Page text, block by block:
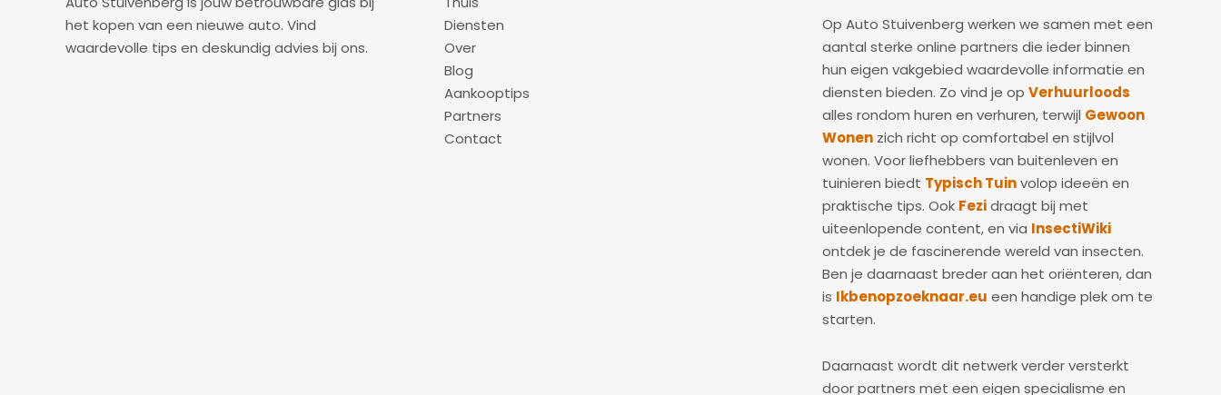
het kopen van een nieuwe auto. Vind
waardevolle tips en deskundig advies bij ons.
Diensten
Over
Blog
Aankooptips
Partners
Contact
Op Auto Stuivenberg werken we samen met een
aantal sterke online partners die ieder binnen
hun eigen vakgebied waardevolle informatie en
diensten bieden. Zo vind je opVerhuurloods
alles rondom huren en verhuren, terwijl Gewoon
Wonen zich richt op comfortabel en stijlvol
wonen. Voor liefhebbers van buitenleven en
tuinieren biedt Typisch Tuinvolop ideeën en
praktische tips. Ook Fezidraagt bij met
uiteenlopende content, en via InsectiWiki
ontdek je de fascinerende wereld van insecten.
Ben je daarnaast breder aan het oriënteren, dan
is Ikbenopzoeknaar.eu een handige plek om te
starten.
Daarnaast wordt dit netwerk verder versterkt
door partners met een eigen specialisme en